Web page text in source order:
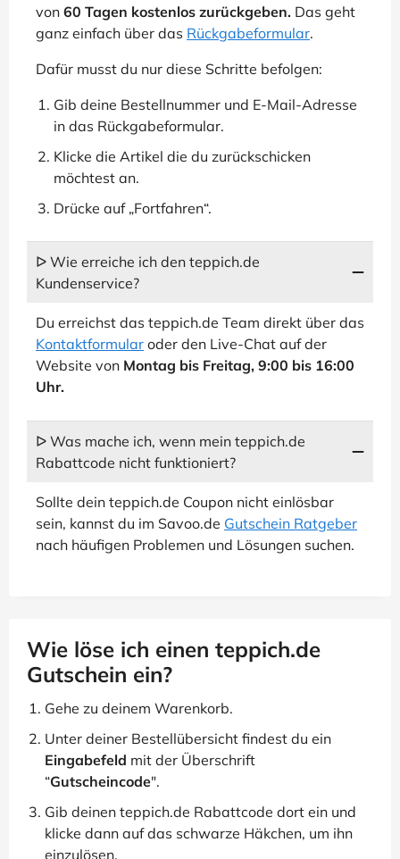
von 60 Tagen kostenlos zurückgeben. Das geht
ganz einfach über das Rückgabeformular.
Dafür musst du nur diese Schritte befolgen:
Gib deine Bestellnummer und E-Mail-Adresse
in das Rückgabeformular.
Klicke die Artikel die du zurückschicken
möchtest an.
Drücke auf „Fortfahren“.
ᐅ Wie erreiche ich den teppich.de
Kundenservice?
Du erreichst das teppich.de Team direkt über das
Kontaktformular oder den Live-Chat auf der
Website von Montag bis Freitag, 9:00 bis 16:00
Uhr.
ᐅ Was mache ich, wenn mein teppich.de
Rabattcode nicht funktioniert?
Sollte dein teppich.de Coupon nicht einlösbar
sein, kannst du im Savoo.de Gutschein Ratgeber
nach häufigen Problemen und Lösungen suchen.
Wie löse ich einen teppich.de
Gutschein ein?
Gehe zu deinem Warenkorb.
Unter deiner Bestellübersicht findest du ein
Eingabefeld mit der Überschrift
“Gutscheincode".
Gib deinen teppich.de Rabattcode dort ein und
klicke dann auf das schwarze Häkchen, um ihn
einzulösen.